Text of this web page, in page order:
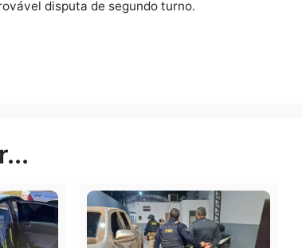
para atrair apoios de eleitores